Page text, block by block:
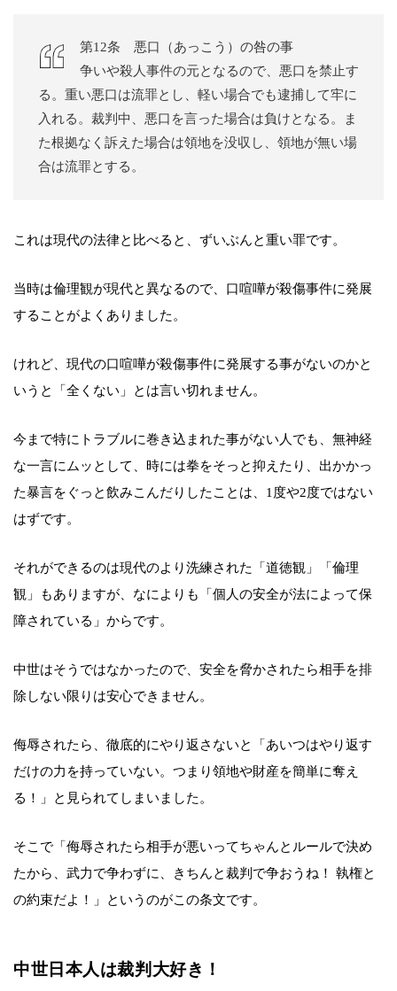
第12条 悪口（あっこう）の咎の事
争いや殺人事件の元となるので、悪口を禁止す
る。重い悪口は流罪とし、軽い場合でも逮捕して牢に
入れる。裁判中、悪口を言った場合は負けとなる。ま
た根拠なく訴えた場合は領地を没収し、領地が無い場
合は流罪とする。
これは現代の法律と比べると、ずいぶんと重い罪です。
当時は倫理観が現代と異なるので、口喧嘩が殺傷事件に発展
することがよくありました。
けれど、現代の口喧嘩が殺傷事件に発展する事がないのかと
いうと「全くない」とは言い切れません。
今まで特にトラブルに巻き込まれた事がない人でも、無神経
な一言にムッとして、時には拳をそっと抑えたり、出かかっ
た暴言をぐっと飲みこんだりしたことは、1度や2度ではない
はずです。
それができるのは現代のより洗練された「道徳観」「倫理
観」もありますが、なによりも「個人の安全が法によって保
障されている」からです。
中世はそうではなかったので、安全を脅かされたら相手を排
除しない限りは安心できません。
侮辱されたら、徹底的にやり返さないと「あいつはやり返す
だけの力を持っていない。つまり領地や財産を簡単に奪え
る！」と見られてしまいました。
そこで「侮辱されたら相手が悪いってちゃんとルールで決め
たから、武力で争わずに、きちんと裁判で争おうね！ 執権と
の約束だよ！」というのがこの条文です。
中世日本人は裁判大好き！